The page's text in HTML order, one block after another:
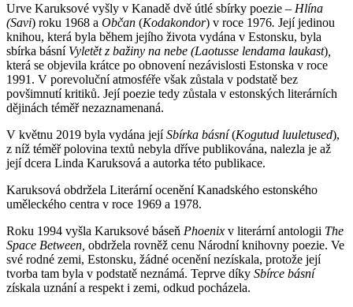
Urve Karuksové vyšly v Kanadě dvě útlé sbírky poezie – Hlína
(Savi) roku 1968 a Občan (Kodakondor) v roce 1976. Její jedinou
knihou, která byla během jejího života vydána v Estonsku, byla
sbírka básní Vyletět z bažiny na nebe (Laotusse lendama laukast)
která se objevila krátce po obnovení nezávislosti Estonska v roce
1991. V porevoluční atmosféře však zůstala v podstatě bez
povšimnutí kritiků. Její poezie tedy zůstala v estonských literárních
dějinách téměř nezaznamenaná.
V květnu 2019 byla vydána jejíSbírka básní(Kogutud luuletused),
z níž téměř polovina textů nebyla dříve publikována, nalezla je až
její dcera Linda Karuksová a autorka této publikace.
Karuksová obdržela Literární ocenění Kanadského estonského
uměleckého centra v roce 1969 a 1978.
Roku 1994 vyšla Karuksové báseň Phoenix v literární antologii The
Space Between, obdržela rovněž cenu Národní knihovny poezie. Ve
své rodné zemi, Estonsku, žádné ocenění nezískala, protože její
tvorba tam byla v podstatě neznámá. Teprve díky Sbírce básní
získala uznání a respekt i zemi, odkud pocházela.